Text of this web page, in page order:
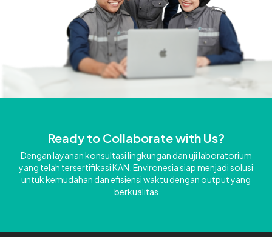
Ready to Collaborate with Us?
Dengan layanan konsultasi lingkungan dan uji laboratorium
yang telah tersertifikasi KAN, Environesia siap menjadi solusi
untuk kemudahan dan efisiensi waktu dengan output yang
berkualitas